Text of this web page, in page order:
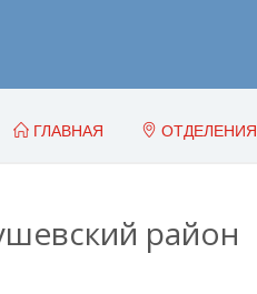
ГЛАВНАЯ ОТДЕЛЕНИЯ
район